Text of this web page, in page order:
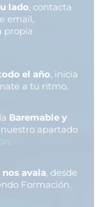
lado, contacta
email,
propia
el año, inicia
a tu ritmo.
Baremable y
apartado
.
avala, desde
Formación.